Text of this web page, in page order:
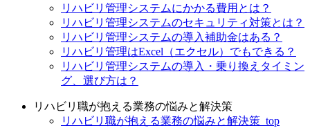
リハビリ管理システムにかかる費用とは？
リハビリ管理システムのセキュリティ対策とは？
リハビリ管理システムの導入補助金はある？
リハビリ管理はExcel（エクセル）でもできる？
リハビリ管理システムの導入・乗り換えタイミン
グ、選び方は？
リハビリ職が抱える業務の悩みと解決策
リハビリ職が抱える業務の悩みと解決策_top